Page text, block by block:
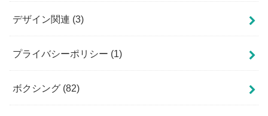
デザイン関連 (3)
プライバシーポリシー (1)
ボクシング (82)